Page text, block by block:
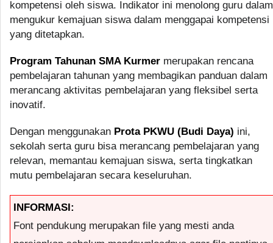
kompetensi oleh siswa. Indikator ini menolong guru dalam
mengukur kemajuan siswa dalam menggapai kompetensi
yang ditetapkan.
Program Tahunan SMA Kurmer merupakan rencana
pembelajaran tahunan yang membagikan panduan dalam
merancang aktivitas pembelajaran yang fleksibel serta
inovatif.
Dengan menggunakan Prota PKWU (Budi Daya) ini,
sekolah serta guru bisa merancang pembelajaran yang
relevan, memantau kemajuan siswa, serta tingkatkan
mutu pembelajaran secara keseluruhan.
INFORMASI:
Font pendukung merupakan file yang mesti anda